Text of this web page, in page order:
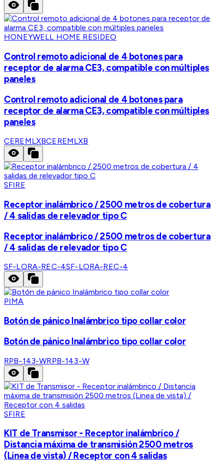
HONEYWELL HOME RESIDEO
Control remoto adicional de 4 botones para
receptor de alarma CE3, compatible con múltiples
paneles
Control remoto adicional de 4 botones para
receptor de alarma CE3, compatible con múltiples
paneles
CEREMLXBCEREMLXB
SFIRE
Receptor inalámbrico / 2500 metros de cobertura
/ 4 salidas de relevador tipo C
Receptor inalámbrico / 2500 metros de cobertura
/ 4 salidas de relevador tipo C
SF-LORA-REC-4SF-LORA-REC-4
PIMA
Botón de pánico Inalámbrico tipo collar color
Botón de pánico Inalámbrico tipo collar color
RPB-143-WRPB-143-W
SFIRE
KIT de Transmisor - Receptor inalámbrico /
Distancia máxima de transmisión 2500 metros
(Linea de vista) / Receptor con 4 salidas